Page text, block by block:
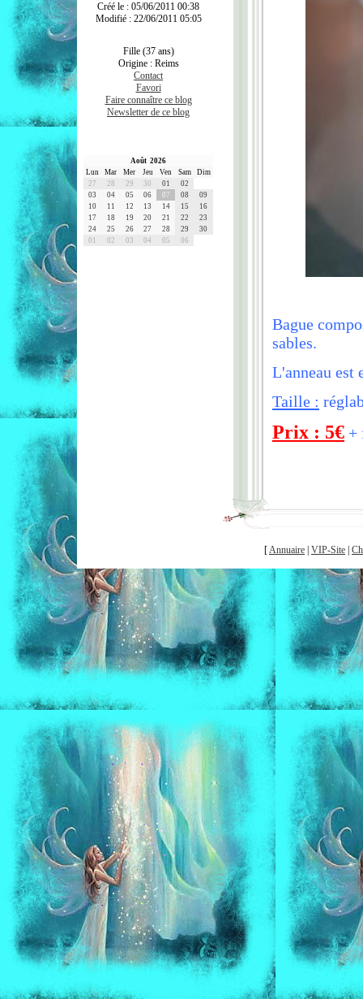
Créé le : 05/06/2011 00:38
Modifié : 22/06/2011 05:05
Fille (37 ans)
Origine : Reims
Contact
Favori
Faire connaître ce blog
Newsletter de ce blog
Août 2026
Lun
Mar Mer Jeu Ven Sam
Dim
27
28 29 30 01
02
03
04 05 06 07 08
09
10
11 12 13 14 15
16
17
18 19 20 21 22
23
24
25 26 27 28 29
30
01
02 03 04 05 06
Bague
sables.
L'anneau est
Taille :
Prix : 5€ +
[Annuaire VIP-Site